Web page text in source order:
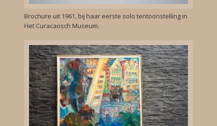
Brochure uit 1961, bij haar eerste solo tentoonstelling in
Het Curacaosch Museum.